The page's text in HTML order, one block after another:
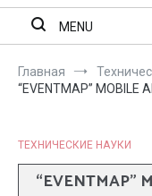
MENU
Главная
“EVENTMAP” MOBILE
ТЕХНИЧЕСКИЕ НАУКИ
“EVENTMAP”